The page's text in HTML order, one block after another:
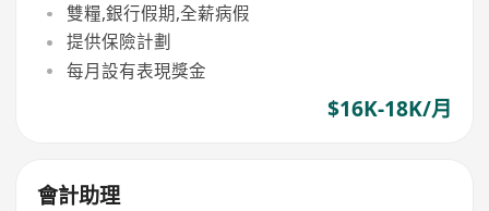
雙糧,銀行假期,全薪病假
提供保險計劃
每月設有表現獎金
$16K-18K/月
會計助理